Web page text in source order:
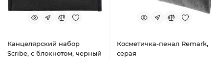
Канцелярский набор
Scribe, с блокнотом, черный
Косметичка-пенал Remark,
серая